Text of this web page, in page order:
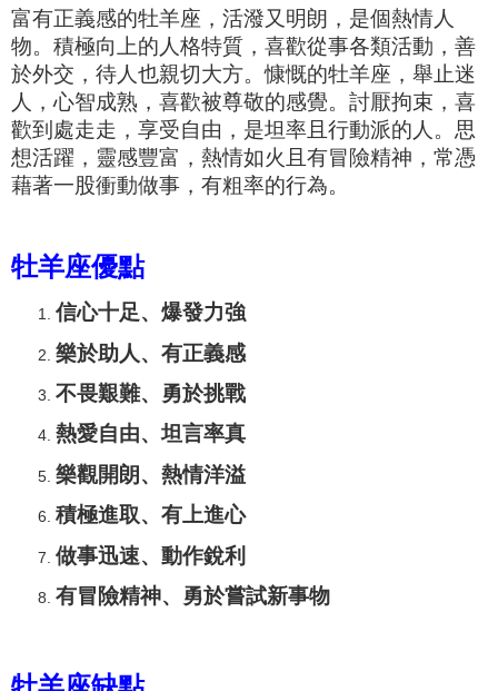
富有正義感的牡羊座，活潑又明朗， 是個熱情人
物。 積極向上的人格特質，喜歡從事各類活動， 善
於外交，待人也親切大方。慷慨的牡羊座， 舉止迷
人 ，心智成熟， 喜歡被尊敬的感覺。 討厭拘束，喜
歡到處走走，享受自由，是坦率且行動派的人。 思
想活躍 ， 靈感豐富， 熱情如火且有冒險精神 ，常憑
藉著一股衝動做事 ，有粗率的行為。
牡羊座優點
信心十足、 爆發力強
樂於助人、有正義感
不畏艱難、 勇於挑戰
熱愛自由、坦言率真
樂觀開朗、熱情洋溢
積極進取、 有上進心
做事迅速、動作銳利
有冒險精神、 勇於嘗試新事物